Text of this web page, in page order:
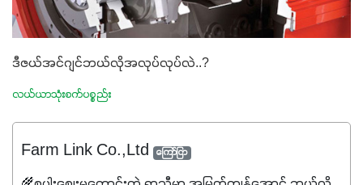
ဒီဇယ်အင်ဂျင်ဘယ်လိုအလုပ်လုပ်လဲ..?
လယ်ယာသုံးစက်ပစ္စည်း
Farm Link Co.,Ltd ကြော်ငြာ